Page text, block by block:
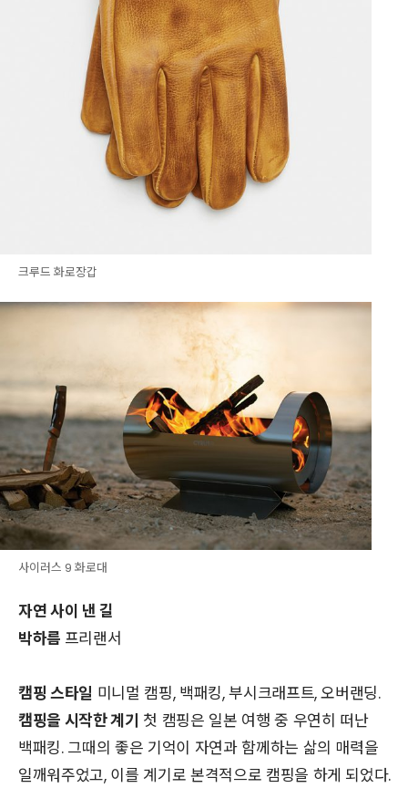
크루드 화로장갑
사이러스 9 화로대
자연 사이 낸 길
박하름 프리랜서
캠핑 스타일 미니멀 캠핑, 백패킹, 부시크래프트, 오버랜딩.
캠핑을 시작한 계기 첫 캠핑은 일본 여행 중 우연히 떠난
백패킹. 그때의 좋은 기억이 자연과 함께하는 삶의 매력을
일깨워주었고, 이를 계기로 본격적으로 캠핑을 하게 되었다.